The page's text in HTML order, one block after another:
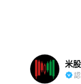
米